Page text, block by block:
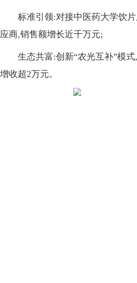
标准引领:对接中医药大学饮
应商,销售额增长近千万元;
生态共富:创新“农光互补”模
增收超2万元。